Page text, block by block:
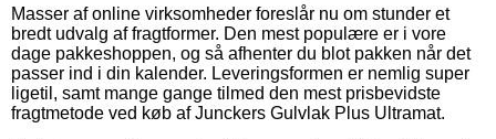
Masser af online virksomheder foreslår nu om stunder et
bredt udvalg af fragtformer. Den mest populære er i vore
dage pakkeshoppen, og så afhenter du blot pakken når det
passer ind i din kalender. Leveringsformen er nemlig super
ligetil, samt mange gange tilmed den mest prisbevidste
fragtmetode ved køb af Junckers Gulvlak Plus Ultramat.